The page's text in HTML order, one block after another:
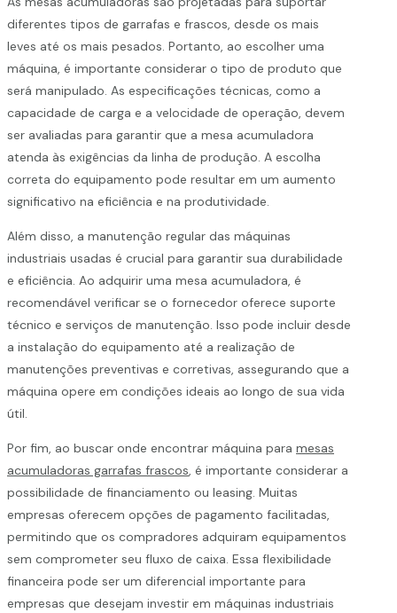
diferentes tipos de garrafas e frascos, desde os mais
leves até os mais pesados. Portanto, ao escolher uma
máquina, é importante considerar o tipo de produto que
será manipulado. As especificações técnicas, como a
capacidade de carga e a velocidade de operação, devem
ser avaliadas para garantir que a mesa acumuladora
atenda às exigências da linha de produção. A escolha
correta do equipamento pode resultar em um aumento
significativo na eficiência e na produtividade.
Além disso, a manutenção regular das máquinas
industriais usadas é crucial para garantir sua durabilidade
e eficiência. Ao adquirir uma mesa acumuladora, é
recomendável verificar se o fornecedor oferece suporte
técnico e serviços de manutenção. Isso pode incluir desde
a instalação do equipamento até a realização de
manutenções preventivas e corretivas, assegurando que a
máquina opere em condições ideais ao longo de sua vida
útil.
Por fim, ao buscar onde encontrar máquina para mesas
acumuladoras garrafas frascos, é importante considerar a
possibilidade de financiamento ou leasing. Muitas
empresas oferecem opções de pagamento facilitadas,
permitindo que os compradores adquiram equipamentos
sem comprometer seu fluxo de caixa. Essa flexibilidade
financeira pode ser um diferencial importante para
empresas que desejam investir em máquinas industriais